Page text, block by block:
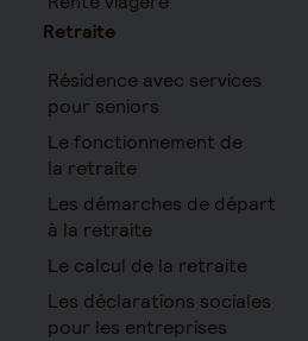
Retraite
Résidence avec services
pour seniors
Le fonctionnement de
la retraite
Les démarches de départ
à la retraite
Le calcul de la retraite
Les déclarations sociales
pour les entreprises